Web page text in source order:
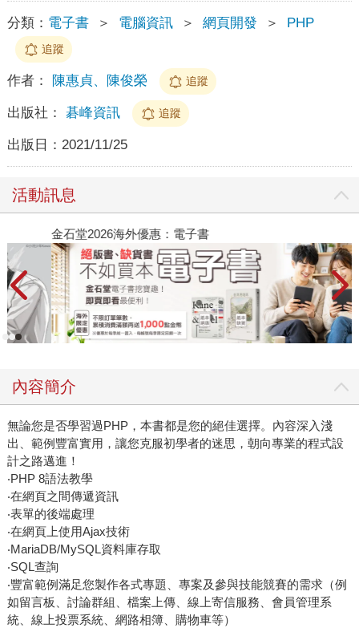
分類： 電子書 ＞ 電腦資訊 ＞ 網頁開發 ＞ PHP
追蹤
作者： 陳惠貞、陳俊榮 追蹤
出版社： 碁峰資訊 追蹤
出版日： 2021/11/25
活動訊息
金石堂2026海外優惠：電子書
內容簡介
無論您是否學習過PHP，本書都是您的絕佳選擇。內容深入淺
出、範例豐富實用，讓您克服初學者的迷思，朝向專業的程式設
計之路邁進！
‧PHP 8語法教學
‧在網頁之間傳遞資訊
‧表單的後端處理
‧在網頁上使用Ajax技術
‧MariaDB/MySQL資料庫存取
‧SQL查詢
‧豐富範例滿足您製作各式專題、專案及參與技能競賽的需求（例
如留言板、討論群組、檔案上傳、線上寄信服務、會員管理系
統、線上投票系統、網路相簿、購物車等）